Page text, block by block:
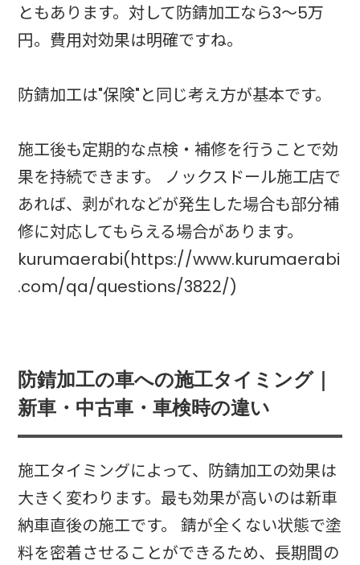
ともあります。対して防錆加工なら3〜5万
円。費用対効果は明確ですね。
防錆加工は"保険"と同じ考え方が基本です。
施工後も定期的な点検・補修を行うことで効
果を持続できます。 ノックスドール施工店で
あれば、剥がれなどが発生した場合も部分補
修に対応してもらえる場合があります。
kurumaerabi(https://www.kurumaerabi
.com/qa/questions/3822/)
防錆加工の車への施工タイミング｜
新車・中古車・車検時の違い
施工タイミングによって、防錆加工の効果は
大きく変わります。最も効果が高いのは新車
納車直後の施工です。 錆が全くない状態で塗
料を密着させることができるため、長期間の